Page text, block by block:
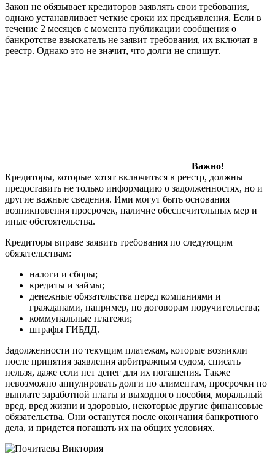
Закон не обязывает кредиторов заявлять свои требования,
однако устанавливает четкие сроки их предъявления. Если в
течение 2 месяцев с момента публикации сообщения о
банкротстве взыскатель не заявит требования, их включат в
реестр. Однако это не значит, что долги не спишут.
Важно!
Кредиторы, которые хотят включиться в реестр, должны
предоставить не только информацию о задолженностях, но и
другие важные сведения. Ими могут быть основания
возникновения просрочек, наличие обеспечительных мер и
иные обстоятельства.
Кредиторы вправе заявить требования по следующим
обязательствам:
налоги и сборы;
кредиты и займы;
денежные обязательства перед компаниями и
гражданами, например, по договорам поручительства;
коммунальные платежи;
штрафы ГИБДД.
Задолженности по текущим платежам, которые возникли
после принятия заявления арбитражным судом, списать
нельзя, даже если нет денег для их погашения. Также
невозможно аннулировать долги по алиментам, просрочки по
выплате заработной платы и выходного пособия, моральный
вред, вред жизни и здоровью, некоторые другие финансовые
обязательства. Они останутся после окончания банкротного
дела, и придется погашать их на общих условиях.